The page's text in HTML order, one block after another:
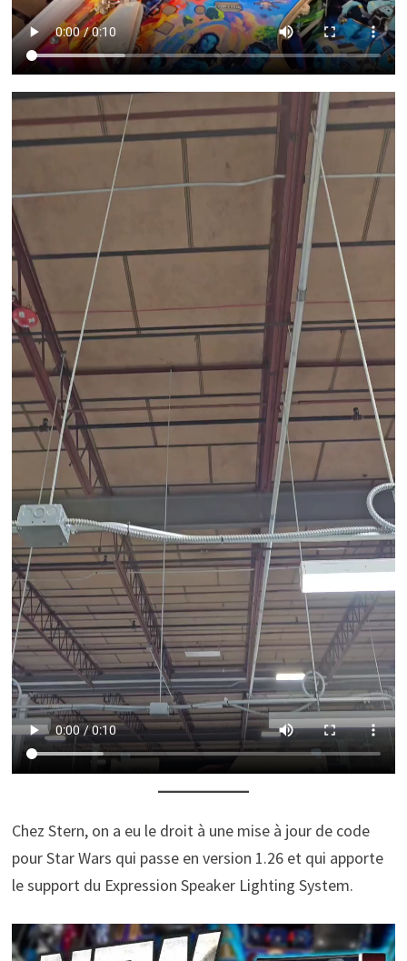
Chez Stern, on a eu le droit à une mise à jour de code
pour Star Wars qui passe en version 1.26 et qui apporte
le support du Expression Speaker Lighting System.